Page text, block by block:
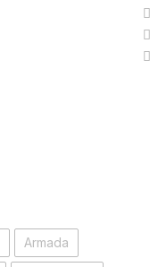
Armada